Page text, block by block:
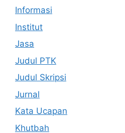
Informasi
Institut
Jasa
Judul PTK
Judul Skripsi
Jurnal
Kata Ucapan
Khutbah